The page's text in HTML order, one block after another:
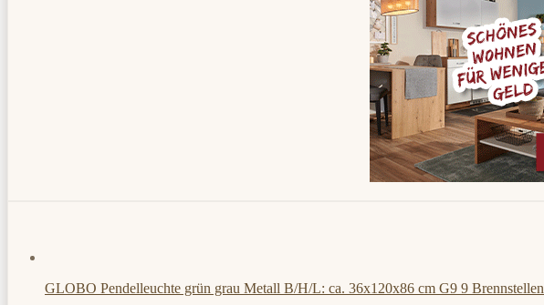
GLOBO Pendelleuchte grün grau Metall B/H/L: ca. 36x120x86 cm G9 9 Brennstellen